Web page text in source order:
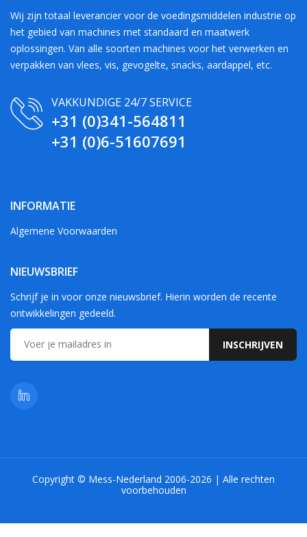
Wij zijn totaal leverancier voor de voedingsmiddelen industrie op
het gebied van machines met standaard en maatwerk
oplossingen. Van alle soorten machines voor het verwerken en
verpakken van vlees, vis, gevogelte, snacks, aardappel, etc.
VAKKUNDIGE 24/7 SERVICE
+31 (0)341-564811
+31 (0)6-51607691
INFORMATIE
Algemene Voorwaarden
NIEUWSBRIEF
Schrijf je in voor onze nieuwsbrief. Hierin worden de recente
ontwikkelingen gedeeld.
Copyright © Mess-Nederland 2006-2026 | Alle rechten
voorbehouden